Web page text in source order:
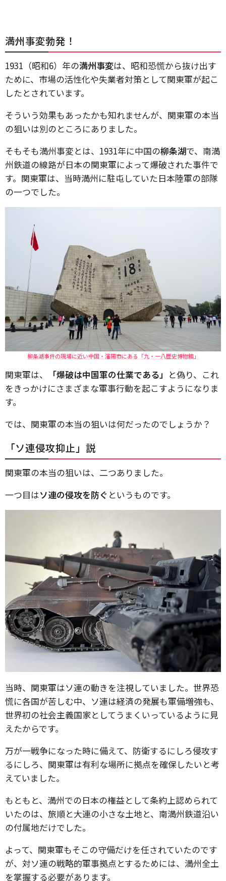
満州事変勃発！
1931（昭和6）年の満州事変は、昭和恐慌から抜け出す
ために、市場の活性化や失業者対策として関東軍が起こ
したとされています。
そういう効果もあったかも知れませんが、関東軍の本当
の狙いは別のところにありました。
そもそも満州事変とは、1931年に中国の柳条湖で、南満
州鉄道の線路が日本の関東軍によって爆破された事件で
す。関東軍は、当時満州に駐屯していた日本陸軍の部隊
の一つでした。
柳条湖事件の現場に近い中国・瀋陽市にある「九・一八歴史博物館」
関東軍は、 「爆破は中国軍の仕業である」 と偽り、これ
をきっかけにさまざまな軍事行動を起こすようになりま
す。
では、関東軍の本当の狙いは何だったのでしょうか？
「ソ連侵攻抑止」説
関東軍の本当の狙いは、二つありました。
一つ目はソ連の侵攻を防ぐ というものです。
当時、関東軍はソ連の動きを注視していました。世界恐
慌に各国が苦しむ中、ソ連は経済の発展も軍備増強も、
世界初の社会主義国家としてうまくいっているように見
えたからです。
万が一戦争になった時に備えて、防衛するにしろ侵攻す
るにしろ、関東軍は有利な場所に拠点を確保したいと考
えていました。
もともと、満州での日本の権益として条約上認められて
いたのは、旅順と大連の小さな土地と、南満州鉄道沿い
の付属地だけでした。
よって、関東軍もそこの守備だけを任されていたのです
が、対ソ連の戦略的軍事拠点とするためには、満州全土
を掌握する必要があります。